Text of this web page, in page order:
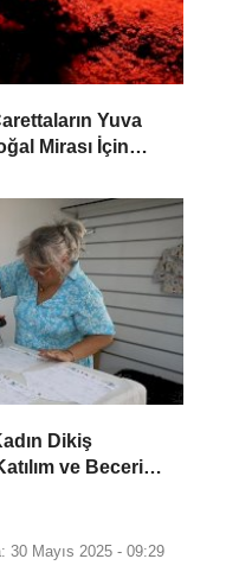
Yuva
Mirası İçin
Dikiş
ve Beceri
30 Mayıs 2025 - 09:29